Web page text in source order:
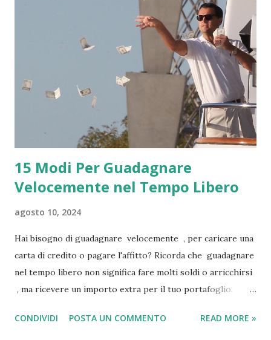
15 Modi Per Guadagnare
Velocemente nel Tempo Libero
agosto 10, 2024
Hai bisogno di guadagnare velocemente , per caricare una
carta di credito o pagare l'affitto? Ricorda che guadagnare
nel tempo libero non significa fare molti soldi o arricchirsi
, ma ricevere un importo extra per il tuo portafoglio.
ricchezza nel tempo. Ci sono diversi modi per farlo:
CONDIVIDI POSTA UN COMMENTO READ MORE »